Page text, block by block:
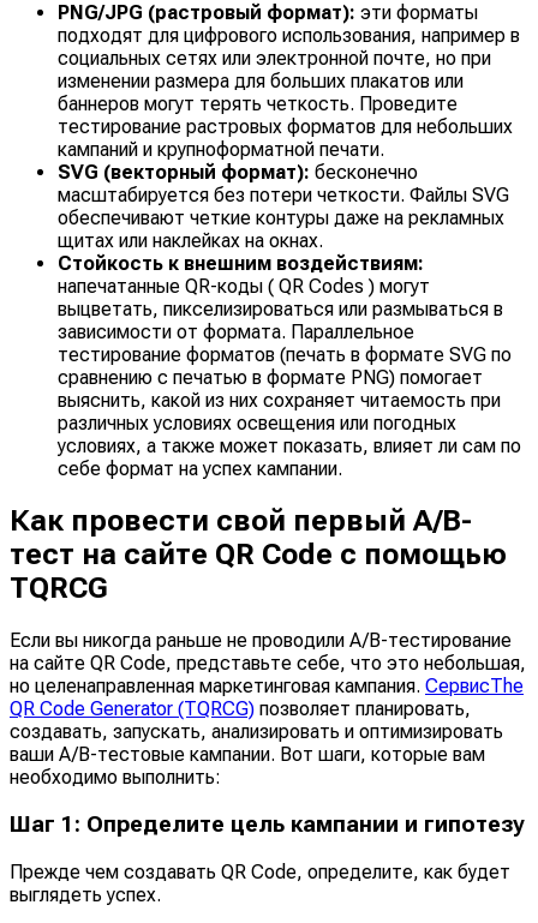
PNG/JPG (растровый формат): эти форматы
подходят для цифрового использования, например в
социальных сетях или электронной почте, но при
изменении размера для больших плакатов или
баннеров могут терять четкость. Проведите
тестирование растровых форматов для небольших
кампаний и крупноформатной печати.
SVG (векторный формат): бесконечно
масштабируется без потери четкости. Файлы SVG
обеспечивают четкие контуры даже на рекламных
щитах или наклейках на окнах.
Стойкость к внешним воздействиям:
напечатанные QR-коды ( QR Codes ) могут
выцветать, пикселизироваться или размываться в
зависимости от формата. Параллельное
тестирование форматов (печать в формате SVG по
сравнению с печатью в формате PNG) помогает
выяснить, какой из них сохраняет читаемость при
различных условиях освещения или погодных
условиях, а также может показать, влияет ли сам по
себе формат на успех кампании.
Как провести свой первый A/B-
тест на сайте QR Code с помощью
TQRCG
Если вы никогда раньше не проводили A/B-тестирование
на сайте QR Code, представьте себе, что это небольшая,
но целенаправленная маркетинговая кампания. СервисThe
QR Code Generator (TQRCG) позволяет планировать,
создавать, запускать, анализировать и оптимизировать
ваши A/B-тестовые кампании. Вот шаги, которые вам
необходимо выполнить:
Шаг 1: Определите цель кампании и гипотезу
Прежде чем создавать QR Code, определите, как будет
выглядеть успех.